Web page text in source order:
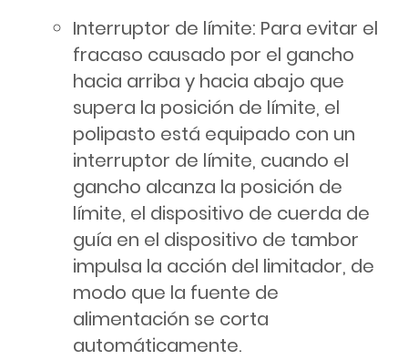
Interruptor de límite: Para evitar el
fracaso causado por el gancho
hacia arriba y hacia abajo que
supera la posición de límite, el
polipasto está equipado con un
interruptor de límite, cuando el
gancho alcanza la posición de
límite, el dispositivo de cuerda de
guía en el dispositivo de tambor
impulsa la acción del limitador, de
modo que la fuente de
alimentación se corta
automáticamente.